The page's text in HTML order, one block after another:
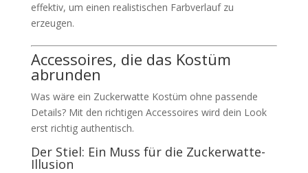
effektiv, um einen realistischen Farbverlauf zu
erzeugen.
Accessoires, die das Kostüm
abrunden
Was wäre ein Zuckerwatte Kostüm ohne passende
Details? Mit den richtigen Accessoires wird dein Look
erst richtig authentisch.
Der Stiel: Ein Muss für die Zuckerwatte-
Illusion